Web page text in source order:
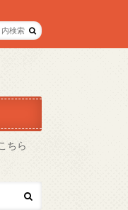
ちら